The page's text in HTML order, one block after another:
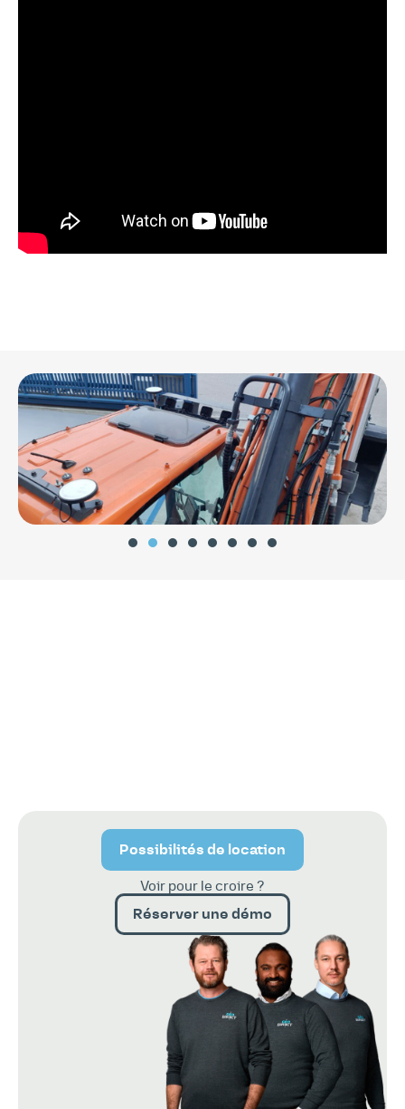
Possibilités de location
Voir pour le croire ?
Réserver une démo